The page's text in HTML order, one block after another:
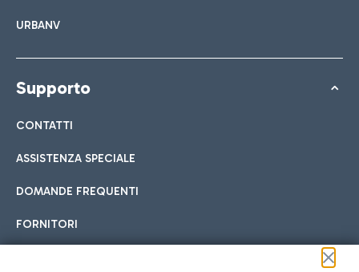
URBANV
Supporto
CONTATTI
ASSISTENZA SPECIALE
DOMANDE FREQUENTI
FORNITORI